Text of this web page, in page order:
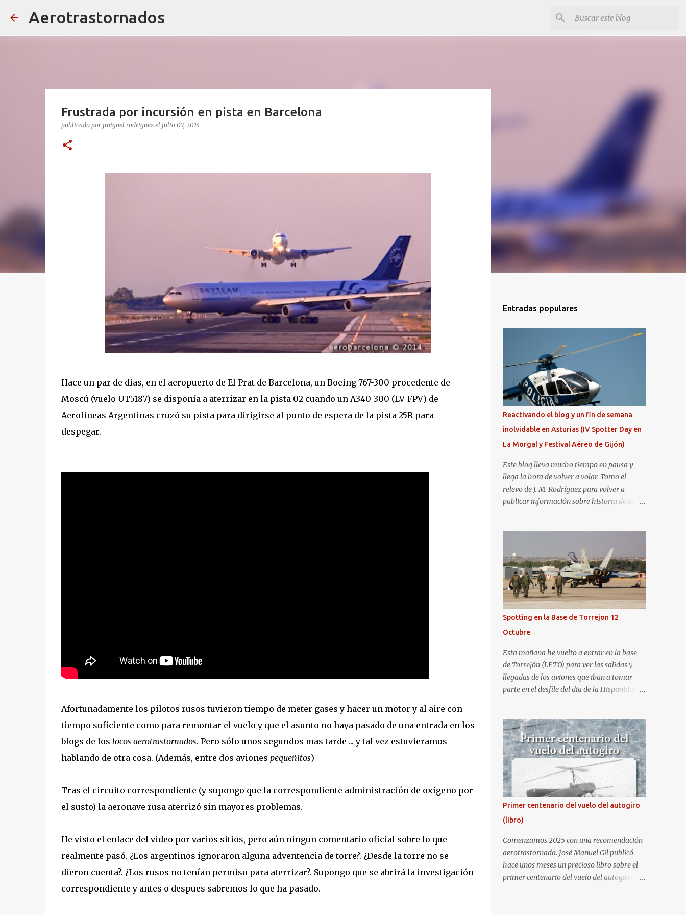
Aerotrastornados
Frustrada por incursión en pista en Barcelona
publicado por jmiguel rodriguez el julio 07, 2014
Hace un par de dias, en el aeropuerto de El Prat de Barcelona, un Boeing 767-300 procedente de
Moscú (vuelo UT5187) se disponía a aterrizar en la pista 02 cuando un A340-300 (LV-FPV) de
Aerolineas Argentinas cruzó su pista para dirigirse al punto de espera de la pista 25R para
despegar.
Afortunadamente los pilotos rusos tuvieron tiempo de meter gases y hacer un motor y al aire con
tiempo suficiente como para remontar el vuelo y que el asunto no haya pasado de una entrada en los
blogs de los locos aerotrastornados. Pero sólo unos segundos mas tarde ... y tal vez estuvieramos
hablando de otra cosa. (Además, entre dos aviones pequeñitos)
Tras el circuito correspondiente (y supongo que la correspondiente administración de oxígeno por
el susto) la aeronave rusa aterrizó sin mayores problemas.
He visto el enlace del video por varios sitios, pero aún ningun comentario oficial sobre lo que
realmente pasó. ¿Los argentinos ignoraron alguna adventencia de torre?. ¿Desde la torre no se
dieron cuenta?. ¿Los rusos no tenían permiso para aterrizar?. Supongo que se abrirá la investigación
correspondiente y antes o despues sabremos lo que ha pasado.
Entradas populares
Reactivando el blog y un fin de semana
inolvidable en Asturias (IV Spotter Day en
La Morgal y Festival Aéreo de Gijón)
Este blog lleva mucho tiempo en pausa y
llega la hora de volver a volar. Tomo el
relevo de J. M. Rodríguez para volver a
publicar información sobre historia de la
que pido un poco de paciencia hasta que
todo se ponga en marcha de nuevo. Mientras
tanto, os dejo con algunas de las imágenes
que tomé este pasado fin de semana. El
sábado 23 de julio de 2022 asistí, gracias a
Aerospotters Principado a una genial sesión
fotográfica en el aeródromo de La Morgal
(todavía no he tenido tiempo de procesar
esas imágenes). Al día siguiente, asistí al
Festival Aéreo de Gijón . He aquí algunas de
las tomas que realicé este pasado domingo.
Spotting en la Base de Torrejon 12
Octubre
Esta mañana he vuelto a entrar en la base
de Torrejón (LETO) para ver las salidas y
llegadas de los aviones que iban a tomar
parte en el desfile del dia de la Hispanidad,
oportunidad de ser socio de la Asociación
Aire para entrar a la base. Los últimos años
había hecho fotos desde fuera (hay un sitio
cercano en la senda de aterrizaje) pero... no
es lo mismo :-) La cita comenzaba a las 8:30
de la mañana en el control de seguridad de
la base militar con mas de 100 personas
haciendo cola para identificarnos antes de
acceder. Una vez dentro, como otras
ocasiones, hemos dejado los coches en una
zona común desde la que nos han
trasladado en autobuses por el interior de la
base. La primera parada ha sido en la
Primer centenario del vuelo del autogiro
(libro)
Comenzamos 2025 con una recomendación
aerotrastornada. José Manuel Gil publicó
hace unos meses un precioso libro sobre el
primer centenario del vuelo del autogiro.